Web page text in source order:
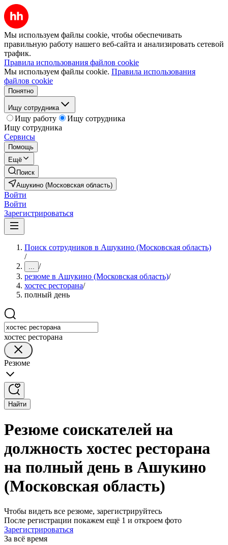
Мы используем файлы cookie, чтобы обеспечивать
правильную работу нашего веб-сайта и анализировать сетевой
трафик.
Правила использования файлов cookie
Мы используем файлы cookie. Правила использования
файлов cookie
Понятно
Ищу сотрудника
Ищу работу
Ищу сотрудника
Ищу сотрудника
Сервисы
Помощь
Ещё
Поиск
Ашукино (Московская область)
Войти
Войти
Зарегистрироваться
Поиск сотрудников в Ашукино (Московская область)
/
... /
резюме в Ашукино (Московская область)/
хостес ресторана/
полный день
хостес ресторана
Резюме
Найти
Резюме соискателей на
должность хостес ресторана
на полный день в Ашукино
(Московская область)
Чтобы видеть все резюме, зарегистрируйтесь
После регистрации покажем ещё 1 и откроем фото
Зарегистрироваться
За всё время